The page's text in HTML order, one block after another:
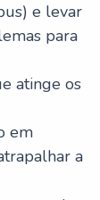
e levar
para
atinge os
em
a